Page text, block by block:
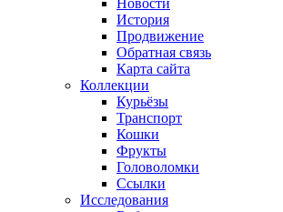
История
Продвижение
Обратная связь
Карта сайта
Коллекции
Курьёзы
Транспорт
Кошки
Фрукты
Головоломки
Ссылки
Исследования